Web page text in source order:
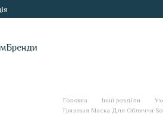
Бренди
Головна Інші розділи
Грязевая Маска Для Обличчя